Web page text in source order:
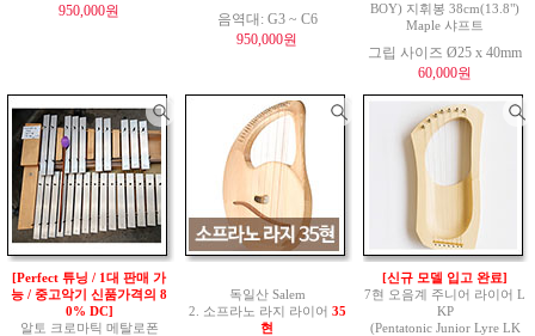
950,000원
음역대: G3 ~ C6
950,000원
BOY) 지휘봉 38cm(13.8")
Maple 샤프트
그립 사이즈 Ø25 x 40mm
60,000원
[Perfect 튜닝 / 1대 판매 가
능 / 중고악기 신품가격의 8
0% DC]
알토 크로마틱 메탈로폰
독일산 Salem
2. 소프라노 라지 라이어 35
현
[신규 모델 입고 완료]
7현 오음계 주니어 라이어 L
KP
(Pentatonic Junior Lyre LK